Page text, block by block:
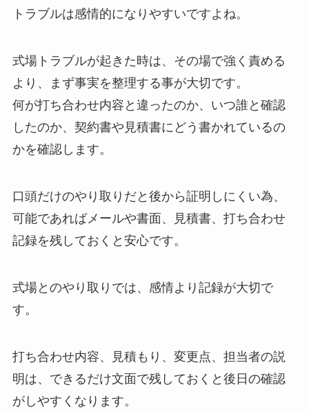
トラブルは感情的になりやすいですよね。
式場トラブルが起きた時は、その場で強く責める
より、まず事実を整理する事が大切です。
何が打ち合わせ内容と違ったのか、いつ誰と確認
したのか、契約書や見積書にどう書かれているの
かを確認します。
口頭だけのやり取りだと後から証明しにくい為、
可能であればメールや書面、見積書、打ち合わせ
記録を残しておくと安心です。
式場とのやり取りでは、感情より記録が大切で
す。
打ち合わせ内容、見積もり、変更点、担当者の説
明は、できるだけ文面で残しておくと後日の確認
がしやすくなります。